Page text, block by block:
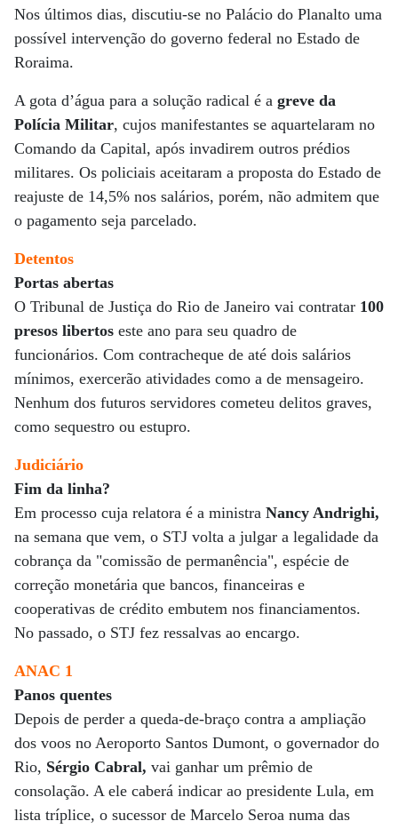
Nos últimos dias, discutiu-se no Palácio do Planalto uma
possível intervenção do governo federal no Estado de
Roraima.
A gota d’água para a solução radical é a greve da
Polícia Militar, cujos manifestantes se aquartelaram no
Comando da Capital, após invadirem outros prédios
militares. Os policiais aceitaram a proposta do Estado de
reajuste de 14,5% nos salários, porém, não admitem que
o pagamento seja parcelado.
Detentos
Portas abertas
O Tribunal de Justiça do Rio de Janeiro vai contratar 100
presos libertos este ano para seu quadro de
funcionários. Com contracheque de até dois salários
mínimos, exercerão atividades como a de mensageiro.
Nenhum dos futuros servidores cometeu delitos graves,
como sequestro ou estupro.
Judiciário
Fim da linha?
Em processo cuja relatora é a ministra Nancy Andrighi,
na semana que vem, o STJ volta a julgar a legalidade da
cobrança da "comissão de permanência", espécie de
correção monetária que bancos, financeiras e
cooperativas de crédito embutem nos financiamentos.
No passado, o STJ fez ressalvas ao encargo.
ANAC 1
Panos quentes
Depois de perder a queda-de-braço contra a ampliação
dos voos no Aeroporto Santos Dumont, o governador do
Rio, Sérgio Cabral, vai ganhar um prêmio de
consolação. A ele caberá indicar ao presidente Lula, em
lista tríplice, o sucessor de Marcelo Seroa numa das